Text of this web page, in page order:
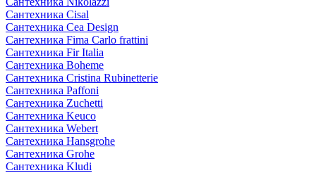
Сантехника Cisal
Сантехника Cea Design
Сантехника Fima Carlo frattini
Сантехника Fir Italia
Сантехника Boheme
Сантехника Cristina Rubinetterie
Сантехника Paffoni
Сантехника Zuchetti
Сантехника Keuco
Сантехника Webert
Сантехника Hansgrohe
Сантехника Grohe
Сантехника Kludi